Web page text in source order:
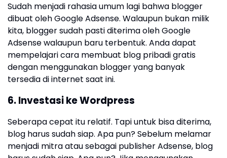
Sudah menjadi rahasia umum lagi bahwa blogger
dibuat oleh Google Adsense. Walaupun bukan milik
kita, blogger sudah pasti diterima oleh Google
Adsense walaupun baru terbentuk. Anda dapat
mempelajari cara membuat blog pribadi gratis
dengan menggunakan blogger yang banyak
tersedia di internet saat ini.
6. Investasi ke Wordpress
Seberapa cepat itu relatif. Tapi untuk bisa diterima,
blog harus sudah siap. Apa pun? Sebelum melamar
menjadi mitra atau sebagai publisher Adsense, blog